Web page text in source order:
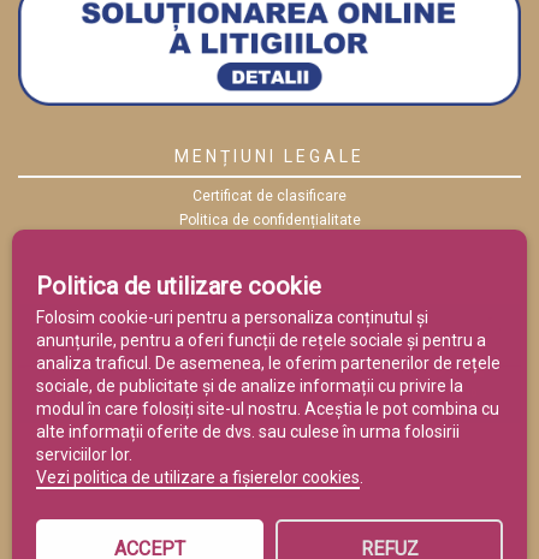
MENȚIUNI LEGALE
Certificat de clasificare
Politica de confidențialitate
Termeni și condiții
Politica de utilizare cookie
Folosim cookie-uri pentru a personaliza conținutul și
anunțurile, pentru a oferi funcții de rețele sociale și pentru a
analiza traficul. De asemenea, le oferim partenerilor de rețele
sociale, de publicitate și de analize informații cu privire la
modul în care folosiți site-ul nostru. Aceștia le pot combina cu
alte informații oferite de dvs. sau culese în urma folosirii
serviciilor lor.
Vezi politica de utilizare a fișierelor cookies
ACCEPT REFUZ